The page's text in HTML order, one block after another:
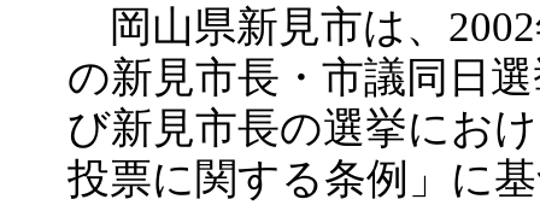
岡山県新見市は、
の新見市長・市議同日
び新見市長の選挙にお
投票に関する条例」に